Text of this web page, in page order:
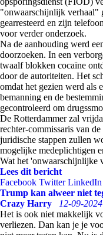
"onwaarschijnlijk verhaal"
gearresteerd en zijn
voor verder onderzoek.
Na de aanhouding werd
doorzoeken. In een
twaalf blokken cocaïne
door de autoriteiten. Het
omdat het gezien werd als
bemanning en de
gecontroleerd om
De Rotterdammer zal
rechter-commissaris van
juridische stappen zullen
mogelijke medeplichtigen
Wat het 'onwaarschijnlijke
Lees dit bericht
Facebook Twitter LinkedIn
Trump kan alweer niet
Crazy Harry
12-09-
Het is ook niet makkelijk
verliezen. Dan kan je je